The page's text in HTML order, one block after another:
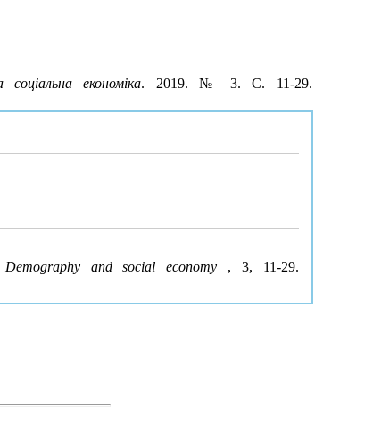
економіка. 2019. № 3. С. 11-29.
Demography and social economy , 3, 11-29.